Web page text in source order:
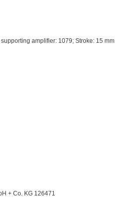
amplifier: 1079; Stroke: 15 mm
+ Co. KG 126471